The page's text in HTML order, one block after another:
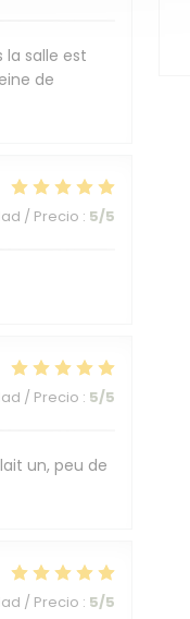
la salle est
de
/ Precio : 5/5
/ Precio : 5/5
un, peu de
/ Precio : 5/5